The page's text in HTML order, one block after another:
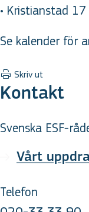
• Kristianstad
Se kalender för
Skriv ut
Kontakt
Svenska ESF-
Vårt
Telefon